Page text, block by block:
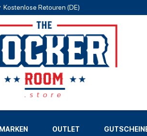
Kostenlose Retouren (DE)
MARKEN
LIGEN
OUTLET